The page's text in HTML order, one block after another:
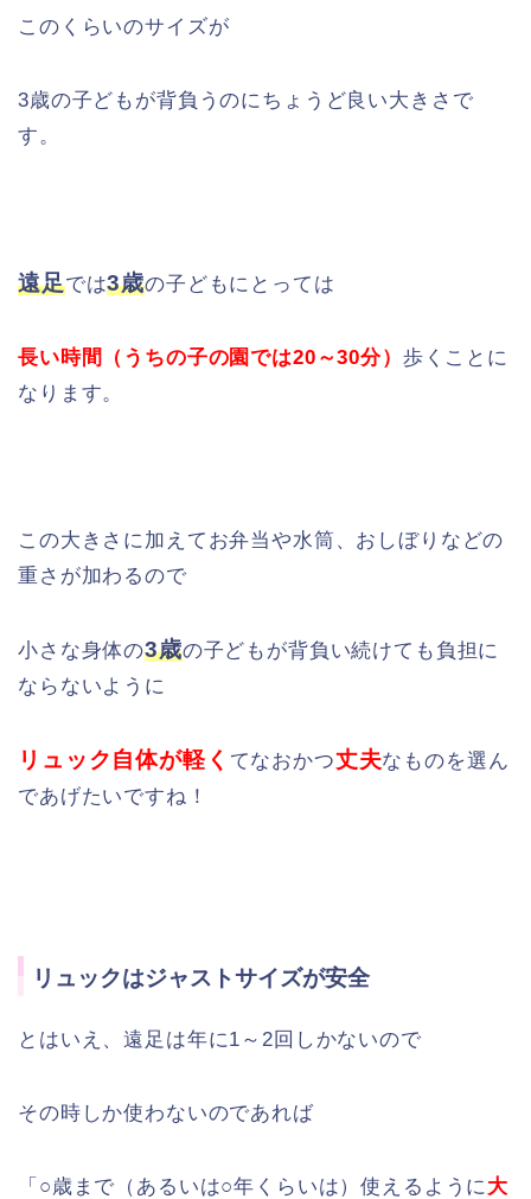
このくらいのサイズが
3歳の子どもが背負うのにちょうど良い大きさで
す。
遠足では3歳の子どもにとっては
長い時間（うちの子の園では20～30分） 歩くことに
なります。
この大きさに加えてお弁当や水筒、おしぼりなどの
重さが加わるので
小さな身体の3歳の子どもが背負い続けても負担に
ならないように
リュック自体が軽く てなおかつ丈夫なものを選ん
であげたいですね！
リュックはジャストサイズが安全
とはいえ、遠足は年に1～2回しかないので
その時しか使わないのであれば
「○歳まで（あるいは○年くらいは）使えるように大